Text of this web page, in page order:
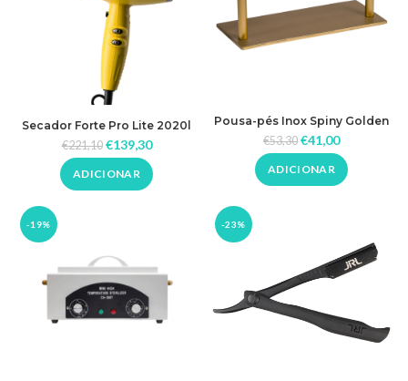
Secador Forte Pro Lite 2020l
2400w Lamborghini X JRL
€221,10 €139,30
ADICIONAR
Pousa-pés Inox Spiny Golden
€53,30 €41,00
ADICIONAR
-19% -23%